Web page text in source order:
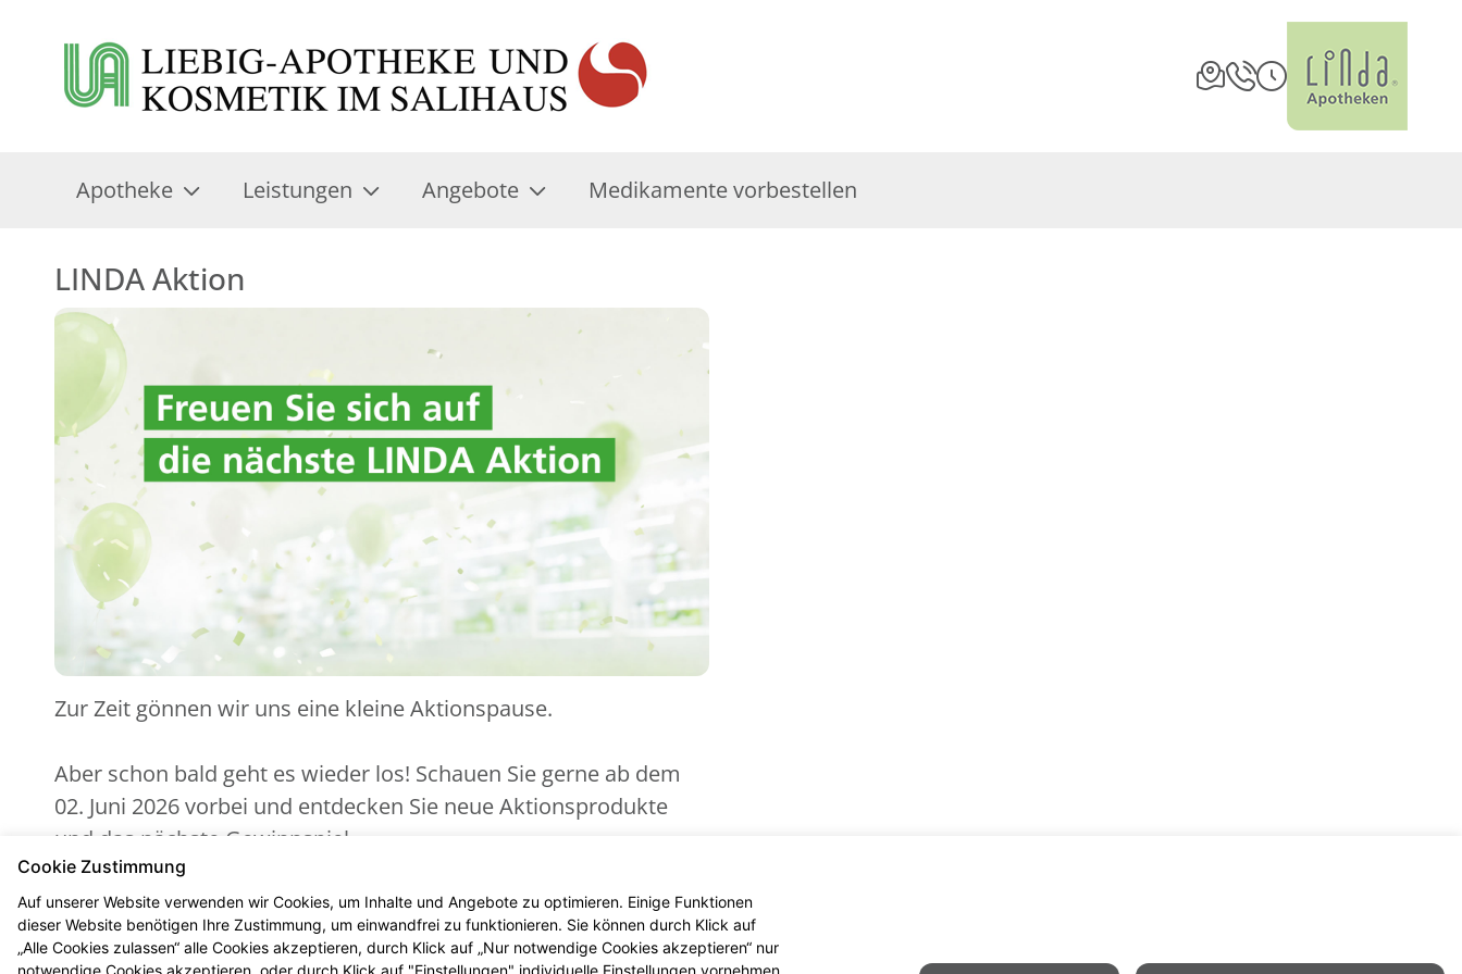
Apotheke Leistungen Angebote Medikamente vorbestellen
LINDA Aktion
Zur Zeit gönnen wir uns eine kleine Aktionspause.
Aber schon bald geht es wieder los! Schauen Sie gerne ab dem
02. Juni 2026 vorbei und entdecken Sie neue Aktionsprodukte
und das nächste Gewinnspiel.
Cookie Zustimmung
Auf unserer Website verwenden wir Cookies, um Inhalte und Angebote zu optimieren. Einige Funktionen
dieser Website benötigen Ihre Zustimmung, um einwandfrei zu funktionieren. Sie können durch Klick auf
„Alle Cookies zulassen“ alle Cookies akzeptieren, durch Klick auf „Nur notwendige Cookies akzeptieren“ nur
notwendige Cookies akzeptieren, oder durch Klick auf "Einstellungen" individuelle Einstellungen vornehmen.